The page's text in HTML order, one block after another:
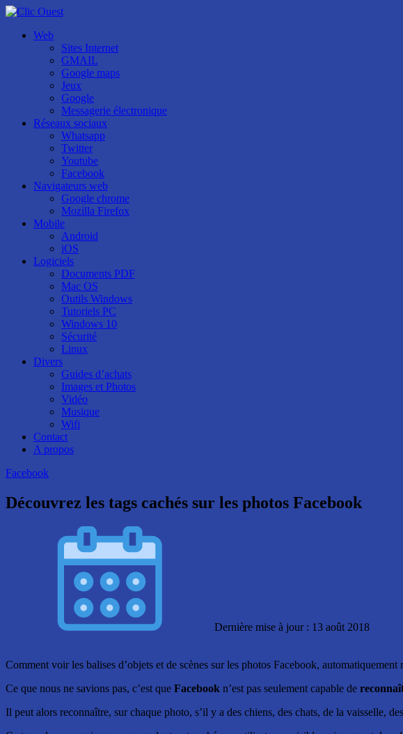
Web
Sites Internet
GMAIL
Google maps
Jeux
Google
Messagerie électronique
Réseaux sociaux
Whatsapp
Twitter
Youtube
Facebook
Navigateurs web
Google chrome
Mozilla Firefox
Mobile
Android
iOS
Logiciels
Documents PDF
Mac OS
Outils Windows
Tutoriels PC
Windows 10
Sécurité
Linux
Divers
Guides d’achats
Images et Photos
Vidéo
Musique
Wifi
Contact
A propos
Facebook
Découvrez les tags cachés sur les photos Facebook
Dernière mise à jour : 13 août 2018
Comment voir les balises d’objets et de scènes sur les photos Facebook,
Ce que nous ne savions pas, c’est que Facebook n’est pas seulement capable de
Il peut alors reconnaître, sur chaque photo, s’il y a des chiens, des chats, de la vaisselle,